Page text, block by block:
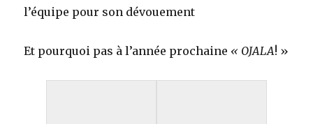
l’équipe pour son dévouement
Et pourquoi pas à l’année prochaine « OJALA! »